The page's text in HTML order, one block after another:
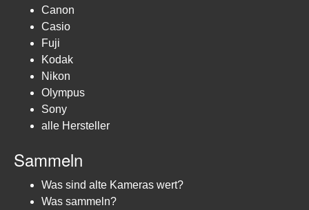
Canon
Casio
Fuji
Kodak
Nikon
Olympus
Sony
alle Hersteller
Sammeln
Was sind alte Kameras wert?
Was sammeln?